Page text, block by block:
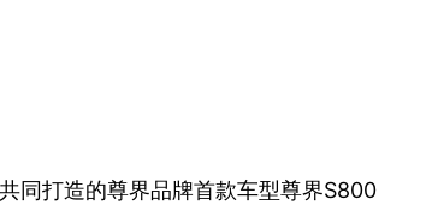
同打造的尊界品牌首款车型尊界S800